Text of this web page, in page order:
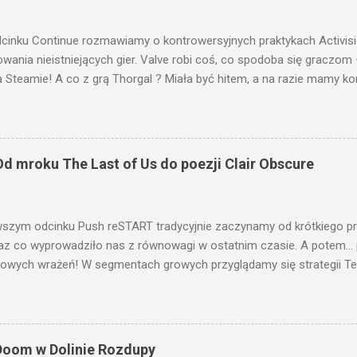
Continue rozmawiamy o kontrowersyjnych praktykach
nieistniejących gier. Valve robi coś, co spodoba się
Steamie! A co z grą Thorgal ? Miała być hitem, a na razie mamy
decyzjach! 🎮🔥 ROZDZIAŁY: 00:00:00 - 00:00:15 INTRO
00:00:42 - 00:17:14 NEWSY 00:17:15 - 00:17:42 MOWA
📢📢📢📢📢📢📢📢📢 ZAPRASZAM NA: 🎮 Instant Gaming: https://
@podcastpushstart 📸 Instagram : @podcas...
mroku The Last of Us do poezji Clair Obscure
odcinku Push reSTART tradycyjnie zaczynamy od krótkiego
co wyprowadziło nas z równowagi w ostatnim czasie. A potem…
wrażeń! W segmentach growych przyglądamy się strategii
omawiamy MoonRise , Dzień Zagłady , nowe informacje o
do kontrowersyjnego MIB: International , dyskutujemy o animacji
w Dolinie Rozdupy